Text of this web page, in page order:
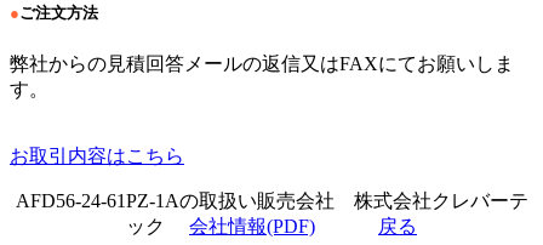
●ご注文方法
弊社からの見積回答メールの返信又はFAXにてお願いしま
す。
お取引内容はこちら
AFD56-24-61PZ-1Aの取扱い販売会社 株式会社クレバーテ
ック 会社情報(PDF) 戻る